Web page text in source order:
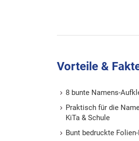
Vorteile &
8 bunte Namens-
Praktisch für die
KiTa & Schule
Bunt bedruckte